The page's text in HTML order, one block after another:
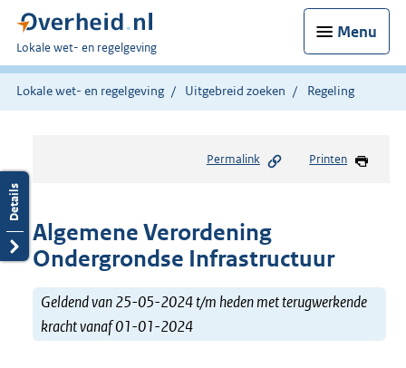
Menu
U
bent
hier:
Lokale wet- en regelgeving
Lokale wet- en regelgeving Uitgebreid zoeken Regeling
Permalink Printen
Algemene Verordening
Ondergrondse Infrastructuur
Geldend van 25-05-2024 t/m heden met terugwerkende
kracht vanaf 01-01-2024